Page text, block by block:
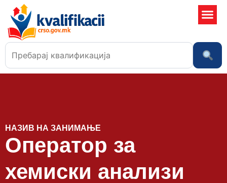
НАЗИВ НА ЗАНИМАЊЕ
Оператор за
хемиски анализи